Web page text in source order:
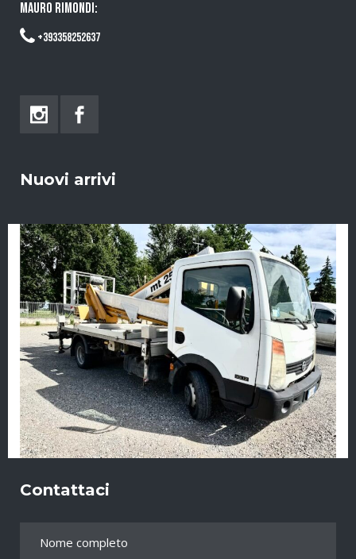
MAURO RIMONDI:
+393358252637
Nuovi arrivi
Contattaci